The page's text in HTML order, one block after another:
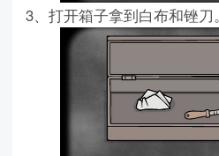
3、打开箱子拿到白布和锉刀。